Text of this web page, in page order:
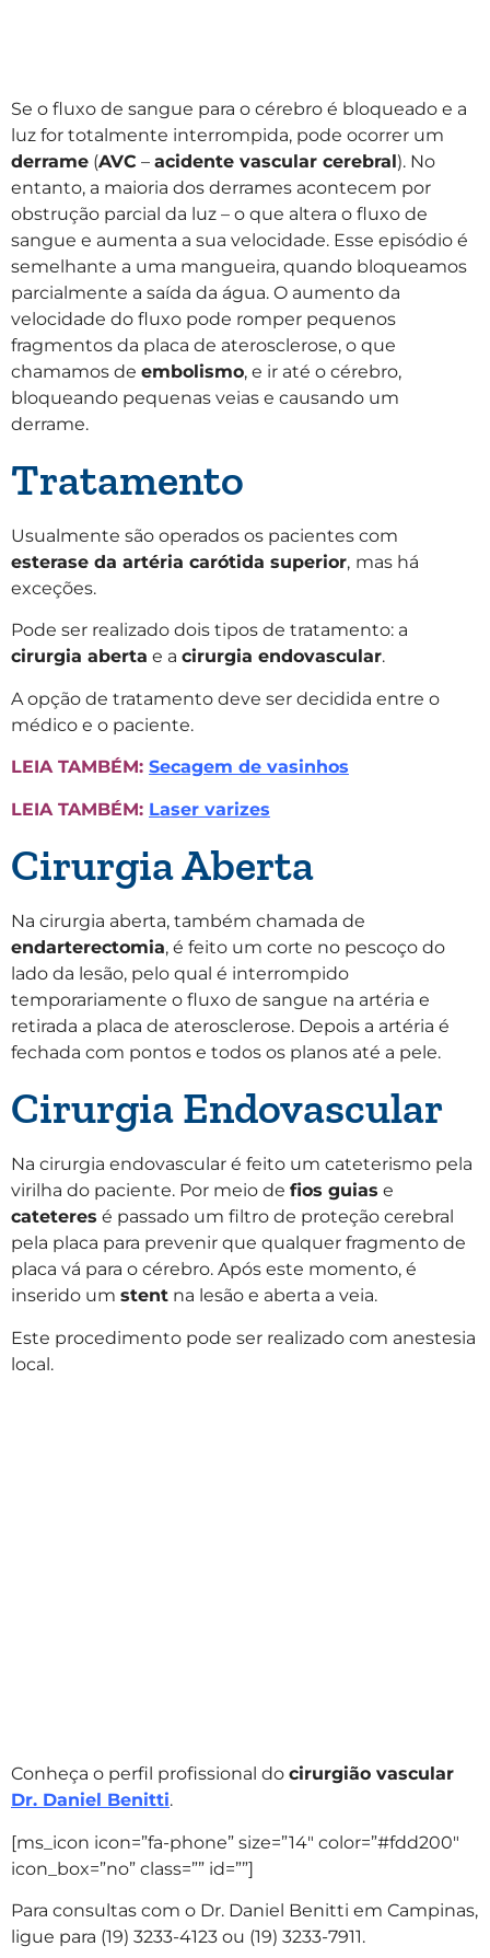
Se o fluxo de sangue para o cérebro é bloqueado e a
luz for totalmente interrompida, pode ocorrer um
derrame (AVC – acidente vascular cerebral). No
entanto, a maioria dos derrames acontecem por
obstrução parcial da luz – o que altera o fluxo de
sangue e aumenta a sua velocidade. Esse episódio é
semelhante a uma mangueira, quando bloqueamos
parcialmente a saída da água. O aumento da
velocidade do fluxo pode romper pequenos
fragmentos da placa de aterosclerose, o que
chamamos de embolismo, e ir até o cérebro,
bloqueando pequenas veias e causando um
derrame.
Tratamento
Usualmente são operados os pacientes com
esterase da artéria carótida superior, mas há
exceções.
Pode ser realizado dois tipos de tratamento: a
cirurgia aberta e a cirurgia endovascular.
A opção de tratamento deve ser decidida entre o
médico e o paciente.
LEIA TAMBÉM: Secagem de vasinhos
LEIA TAMBÉM: Laser varizes
Cirurgia Aberta
Na cirurgia aberta, também chamada de
endarterectomia, é feito um corte no pescoço do
lado da lesão, pelo qual é interrompido
temporariamente o fluxo de sangue na artéria e
retirada a placa de aterosclerose. Depois a artéria é
fechada com pontos e todos os planos até a pele.
Cirurgia Endovascular
Na cirurgia endovascular é feito um cateterismo pela
virilha do paciente. Por meio de fios guias e
cateteres é passado um filtro de proteção cerebral
pela placa para prevenir que qualquer fragmento de
placa vá para o cérebro. Após este momento, é
inserido um stent na lesão e aberta a veia.
Este procedimento pode ser realizado com anestesia
local.
Conheça o perfil profissional do cirurgião vascular
Dr. Daniel Benitti.
[ms_icon icon=”fa-phone” size=”14″ color=”#fdd200″
icon_box=”no” class=”” id=””]
Para consultas com o Dr. Daniel Benitti em Campinas,
ligue para (19) 3233-4123 ou (19) 3233-7911.